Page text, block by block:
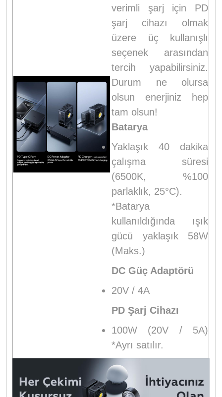
verimli şarj için PD
şarj cihazı olmak
üzere üç kullanışlı
seçenek arasından
tercih yapabilirsiniz.
Durum ne olursa
olsun enerjiniz hep
tam olsun!
Batarya
Yaklaşık 40 dakika
çalışma süresi
(6500K, %100
parlaklık, 25°C).
*Batarya
kullanıldığında ışık
gücü yaklaşık 58W
(Maks.)
DC Güç Adaptörü
20V / 4A
PD Şarj Cihazı
100W (20V / 5A)
*Ayrı satılır.